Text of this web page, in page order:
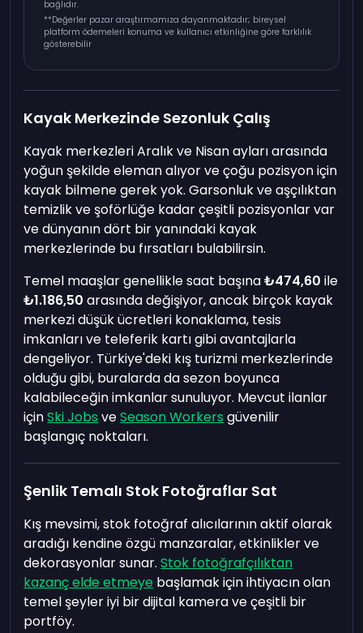
bağlıdır.
**Değerler pazar araştırmamıza dayanmaktadır; bireysel
platform ödemeleri konuma ve kullanıcı etkinliğine göre farklılık
gösterebilir
Kayak Merkezinde Sezonluk Çalış
Kayak merkezleri Aralık ve Nisan ayları arasında
yoğun şekilde eleman alıyor ve çoğu pozisyon için
kayak bilmene gerek yok. Garsonluk ve aşçılıktan
temizlik ve şoförlüğe kadar çeşitli pozisyonlar var
ve dünyanın dört bir yanındaki kayak
merkezlerinde bu fırsatları bulabilirsin.
Temel maaşlar genellikle saat başına₺474,60 ile
₺1.186,50 arasında değişiyor, ancak birçok kayak
merkezi düşük ücretleri konaklama, tesis
imkanları ve teleferik kartı gibi avantajlarla
dengeliyor. Türkiye'deki kış turizmi merkezlerinde
olduğu gibi, buralarda da sezon boyunca
kalabileceğin imkanlar sunuluyor. Mevcut ilanlar
içinSki Jobs veSeason Workers güvenilir
başlangıç noktaları.
Şenlik Temalı Stok Fotoğraflar Sat
Kış mevsimi, stok fotoğraf alıcılarının aktif olarak
aradığı kendine özgü manzaralar, etkinlikler ve
dekorasyonlar sunar.Stok fotoğrafçılıktan
kazanç elde etmeye başlamak için ihtiyacın olan
temel şeyler iyi bir dijital kamera ve çeşitli bir
portföy.